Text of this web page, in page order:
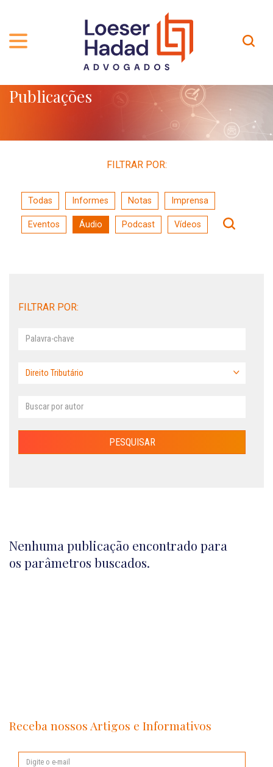
QUEM SOMOS
INCLUSÃO E DIVERSIDADE
INTERNATIONAL NETWORK
NOSSA EQUIPE
PROFISSIONAIS
Contato
Localização
Publicações
FILTRAR POR:
Todas Informes Notas Imprensa
Eventos Áudio Podcast Vídeos
FILTRAR POR:
Nenhuma publicação encontrado para
os parâmetros buscados.
Receba nossos Artigos e Informativos